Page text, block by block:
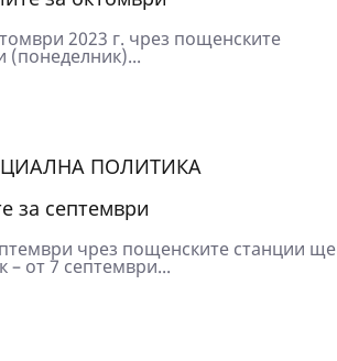
2023 г. чрез пощенските
(понеделник)...
ПОЛИТИКА
за септември
чрез пощенските станции ще
– от 7 септември...